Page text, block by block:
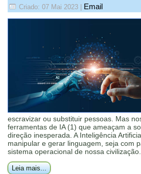
Criado: 07 Mai 2023 Email
escravizar ou substituir pessoas. Mas
ferramentas de IA (1) que ameaçam a
direção inesperada. A Inteligência
manipular e gerar linguagem, seja com
sistema operacional de nossa
Leia mais...